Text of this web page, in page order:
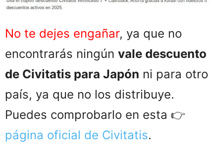
No te dejes engañar, ya que no
encontrarás ningún vale descuento
de Civitatis para Japón ni para otro
país, ya que no los distribuye.
Puedes comprobarlo en esta 👉
página oficial de Civitatis.